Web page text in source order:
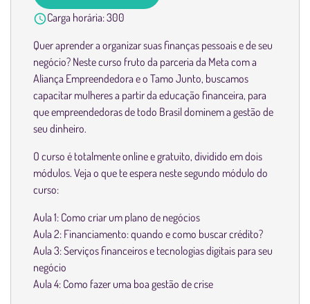
Carga horária:300
Quer aprender a organizar suas finanças pessoais e de seu
negócio? Neste curso fruto da parceria da Meta com a
Aliança Empreendedora e o Tamo Junto, buscamos
capacitar mulheres a partir da educação financeira, para
que empreendedoras de todo Brasil dominem a gestão de
seu dinheiro.
O curso é totalmente online e gratuito, dividido em dois
módulos. Veja o que te espera neste segundo módulo do
curso:
Aula 1: Como criar um plano de negócios
Aula 2: Financiamento: quando e como buscar crédito?
Aula 3: Serviços financeiros e tecnologias digitais para seu
negócio
Aula 4: Como fazer uma boa gestão de crise